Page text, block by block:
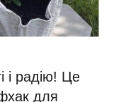
і радію! Це
для